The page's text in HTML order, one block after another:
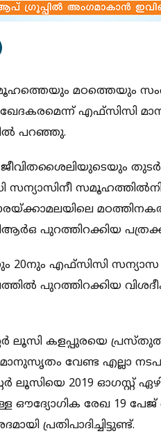
മ​​​​ഠ​​​​ത്തെ​​​​യും
എ​​​​ഫ്സി​​​​സി
പ​​​​റ​​​​ഞ്ഞു.
പു​​റ​​ത്തി​​റ​​ക്കി​​യ
20​​​​നും എ​​​​ഫ്സി​​​​സി
പു​​​​റ​​​​ത്തി​​​​റ​​​​ക്കി​​​​യ
ലൂ​​​​സി ക​​​​ള​​​​പ്പു​​​​ര​​​​യെ
വേ​​​​ണ്ട എ​​​​ല്ലാ
ലൂ​​​​സി​​​​യെ 2019 ഓ​​​​ഗ​​​​സ്റ്റ്
ഔ​​​​ദ്യോ​​​​ഗി​​​​ക രേ​​​​ഖ 19
പ്ര​​​​തി​​​​പാ​​​​ദി​​​​ച്ചി​​​​ട്ടു​​​​ണ്ട്.